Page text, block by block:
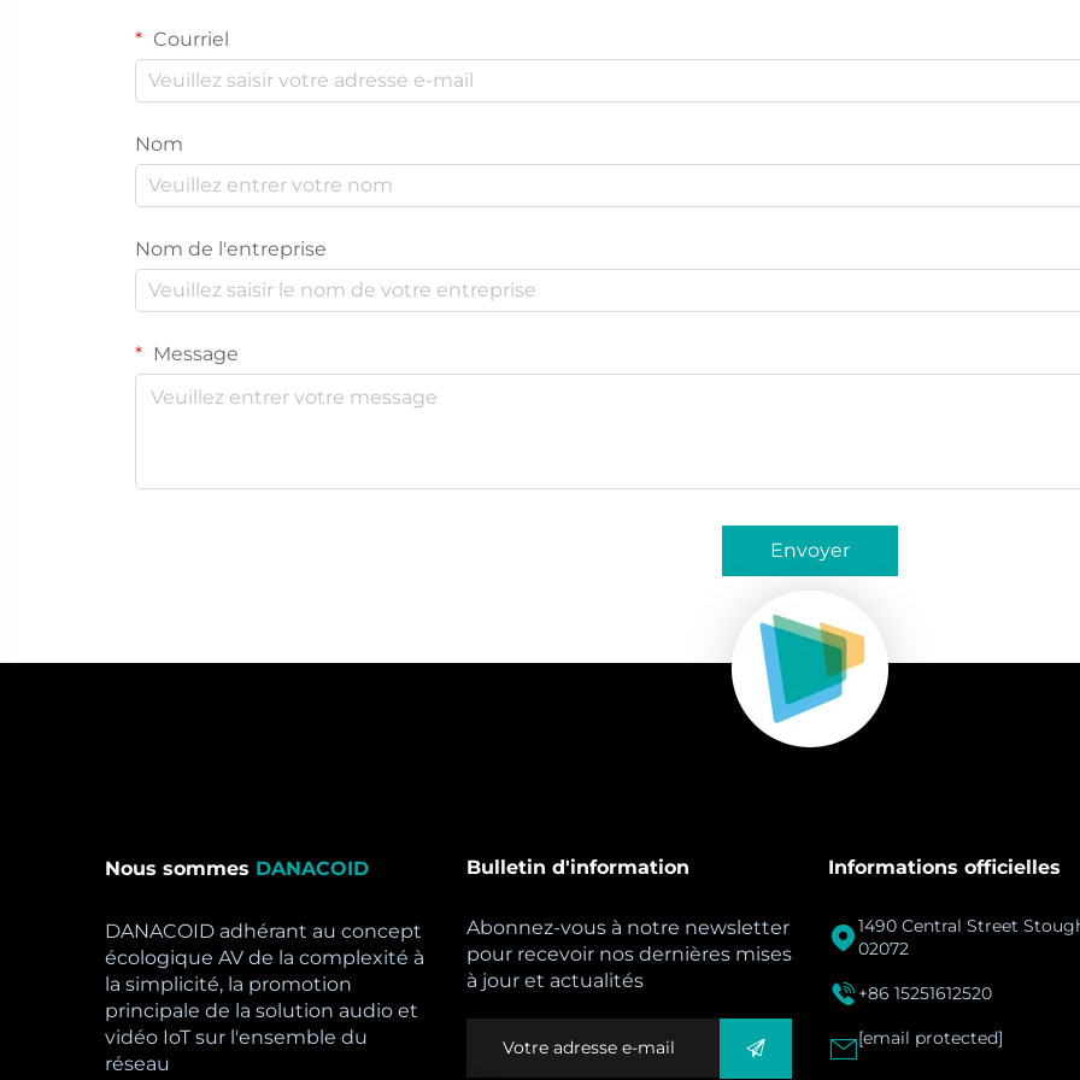
Courriel
Nom
Nom de l'entreprise
Message
Envoyer
Nous sommes DANACOID
DANACOID adhérant au concept
écologique AV de la complexité à
la simplicité, la promotion
principale de la solution audio et
vidéo IoT sur l'ensemble du
réseau
Bulletin d'information
Abonnez-vous à notre newsletter
pour recevoir nos dernières mises
à jour et actualités
Informations officielles
1490 Central Street
02072
 +86 15251612520
[email protected]